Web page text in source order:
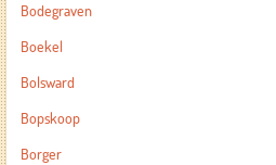
Bodegraven
Boekel
Bolsward
Bopskoop
Borger